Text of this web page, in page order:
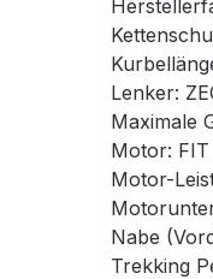
Lenker:
Maximale
Motor: FIT
Motor-
Nabe
Trekking